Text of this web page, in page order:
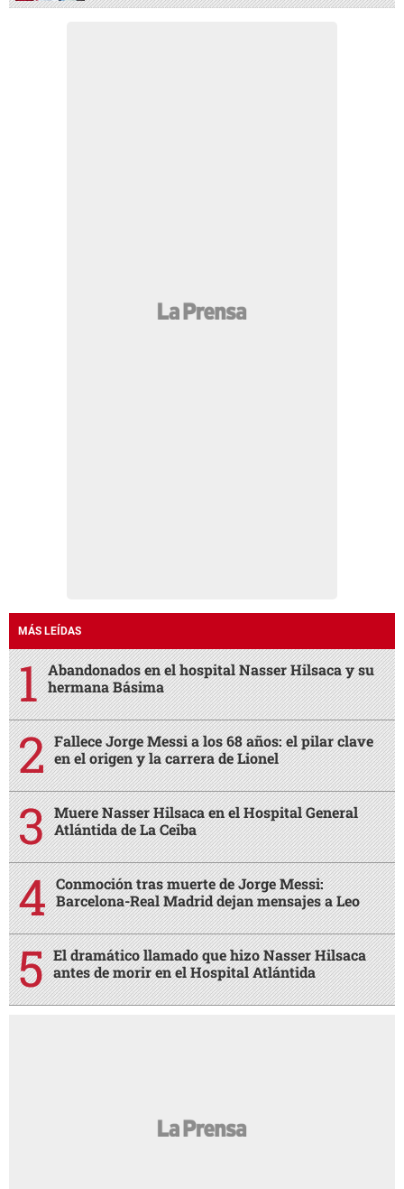
MÁS LEÍDAS
Abandonados en el hospital Nasser Hilsaca y su
hermana Básima
Fallece Jorge Messi a los 68 años: el pilar clave
en el origen y la carrera de Lionel
Muere Nasser Hilsaca en el Hospital General
Atlántida de La Ceiba
Conmoción tras muerte de Jorge Messi:
Barcelona-Real Madrid dejan mensajes a Leo
El dramático llamado que hizo Nasser Hilsaca
antes de morir en el Hospital Atlántida